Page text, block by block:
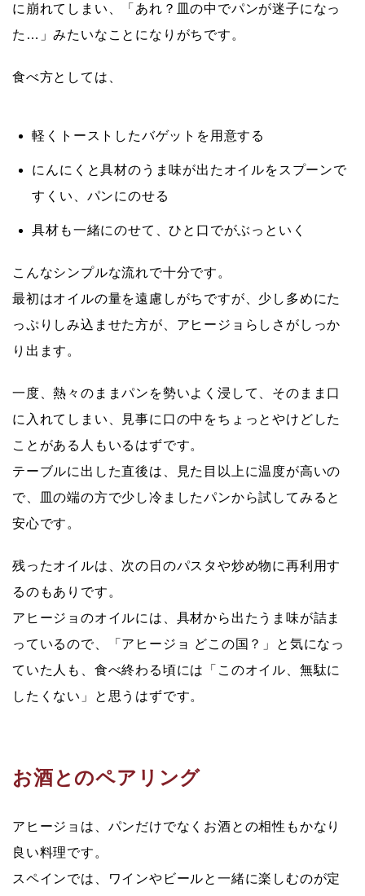
に崩れてしまい、「あれ？皿の中でパンが迷子になっ
た…」みたいなことになりがちです。
食べ方としては、
軽くトーストしたバゲットを用意する
にんにくと具材のうま味が出たオイルをスプーンで
すくい、パンにのせる
具材も一緒にのせて、ひと口でがぶっといく
こんなシンプルな流れで十分です。
最初はオイルの量を遠慮しがちですが、少し多めにた
っぷりしみ込ませた方が、アヒージョらしさがしっか
り出ます。
一度、熱々のままパンを勢いよく浸して、そのまま口
に入れてしまい、見事に口の中をちょっとやけどした
ことがある人もいるはずです。
テーブルに出した直後は、見た目以上に温度が高いの
で、皿の端の方で少し冷ましたパンから試してみると
安心です。
残ったオイルは、 次の日のパスタや炒め物に再利用す
るのもありです。
アヒージョのオイルには、具材から出たうま味が詰ま
っているので、「アヒージョ どこの国？」と気になっ
ていた人も、食べ終わる頃には「このオイル、無駄に
したくない」と思うはずです。
お酒とのペアリング
アヒージョは、パンだけでなく お酒との相性もかなり
良い料理です。
スペインでは、ワインやビールと一緒に楽しむのが定